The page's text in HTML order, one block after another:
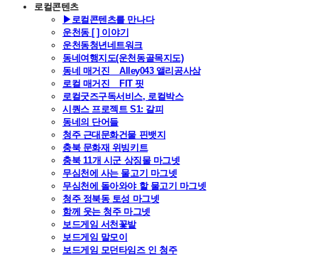
로컬콘텐츠
▶로컬콘텐츠를 만나다
운천동 [ ] 이야기
운천동청년네트워크
동네여행지도(운천동골목지도)
동네 매거진 _ Alley043 앨리공사삼
로컬 매거진 _ FIT 핏
로컬굿즈구독서비스, 로컬박스
시퀀스 프로젝트 S1: 갈피
동네의 단어들
청주 근대문화건물 핀뱃지
충북 문화재 위빙키트
충북 11개 시군 상징물 마그넷
무심천에 사는 물고기 마그넷
무심천에 돌아와야 할 물고기 마그넷
청주 정북동 토성 마그넷
함께 웃는 청주 마그넷
보드게임 서천꽃밭
보드게임 말모이
보드게임 모던타임즈 인 청주